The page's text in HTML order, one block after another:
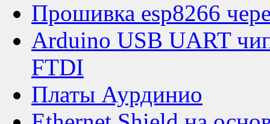
Прошивка esp8266
Arduino USB UART
FTDI
Платы Аурдинио